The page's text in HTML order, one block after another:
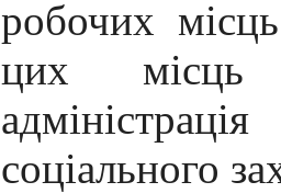
робочих
цих місць
соціального